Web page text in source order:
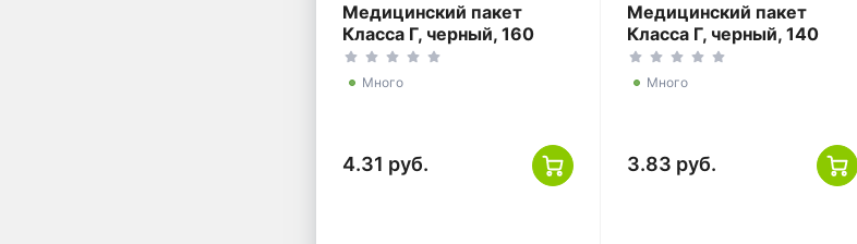
Медицинский пакет
Класса Г, черный, 160
литров, 900*1000
Много
4.31 руб.
Медицинский пакет
Класса Г, черный, 140
литров, 800*1000
Много
3.83 руб.